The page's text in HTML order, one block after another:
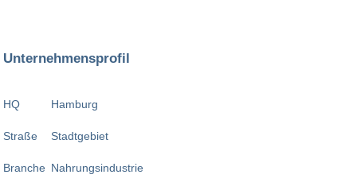
Unternehmensprofil
HQ
Straße
Branche
Hamburg
Stadtgebiet
Nahrungsindustrie